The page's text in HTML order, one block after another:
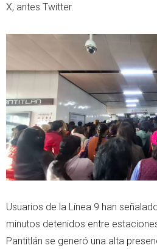
X, antes Twitter.
Usuarios de la Línea 9 han
minutos detenidos entre
Pantitlán se generó una alta